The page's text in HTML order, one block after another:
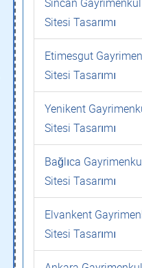
Sitesi Tasarımı
Etimesgut
Sitesi Tasarımı
Yenikent
Sitesi Tasarımı
Bağlıca
Sitesi Tasarımı
Elvankent
Sitesi Tasarımı